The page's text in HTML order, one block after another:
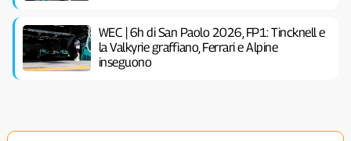
WEC | 6h di San Paolo 2026, FP1: Tincknell e
la Valkyrie graffiano, Ferrari e Alpine
inseguono